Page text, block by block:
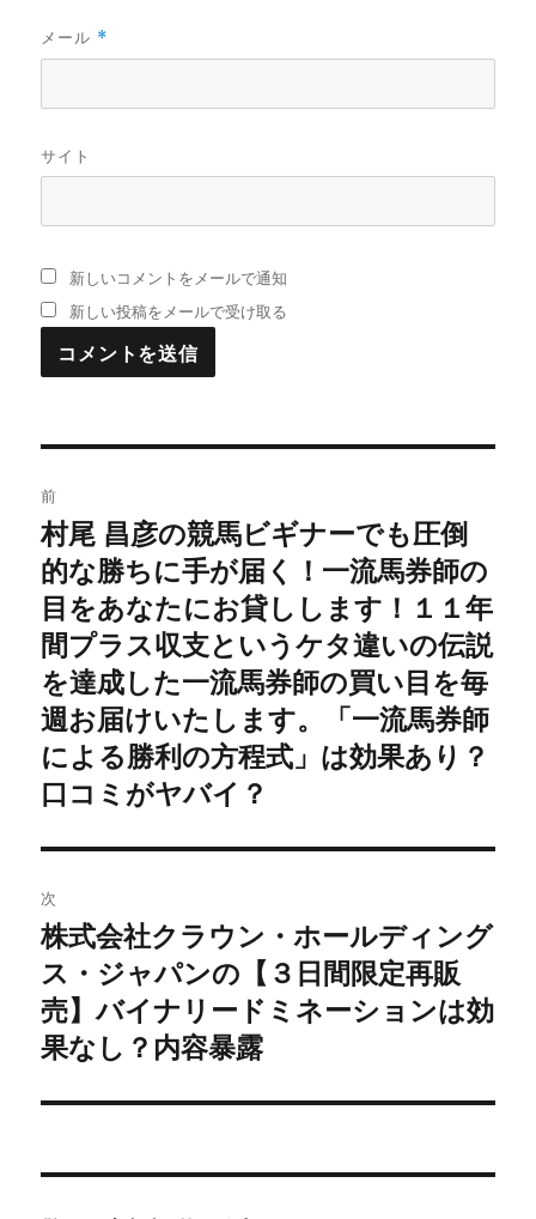
メール *
サイト
新しいコメントをメールで通知
新しい投稿をメールで受け取る
稿
ナ
ビ
ゲ
ー
シ
前
過
去
の
投
稿:
村尾 昌彦の競馬ビギナーでも圧倒
的な勝ちに手が届く！一流馬券師の
目をあなたにお貸しします！１１年
間プラス収支というケタ違いの伝説
を達成した一流馬券師の買い目を毎
週お届けいたします。「一流馬券師
による勝利の方程式」は効果あり？
口コミがヤバイ？
次
次
の
投
稿:
株式会社クラウン・ホールディング
ス・ジャパンの【３日間限定再販
売】バイナリードミネーションは効
果なし？内容暴露